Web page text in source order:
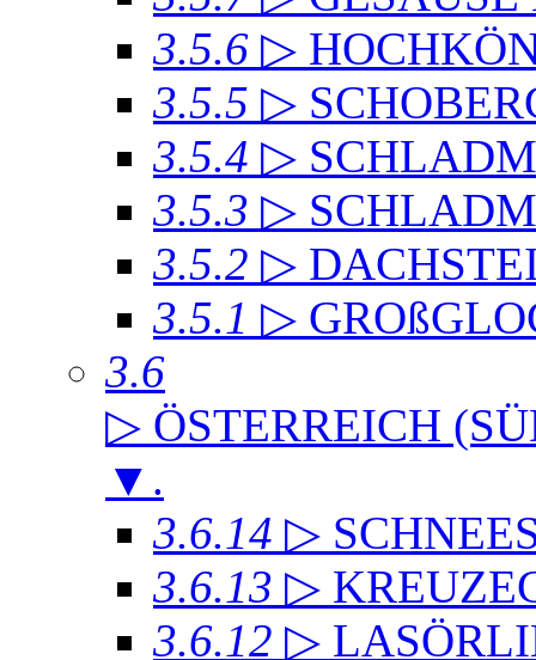
3.5.6 ▷
3.5.5 ▷
3.5.4 ▷
3.5.3 ▷
3.5.2 ▷
3.5.1 ▷
3.6
▷ ÖSTERREICH
▼ .
3.6.14 ▷
3.6.13 ▷
3.6.12 ▷